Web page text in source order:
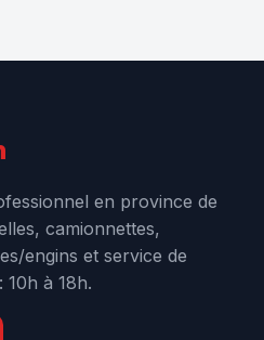
en province de
camionnettes,
engins et service de
10h à 18h.